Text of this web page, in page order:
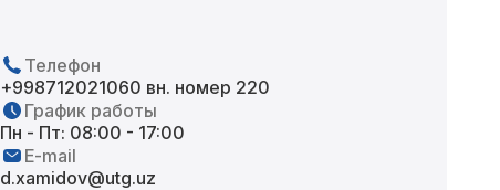
Телефон
+998712021060 вн. номер 220
График работы
Пн - Пт: 08:00 - 17:00
E-mail
d.xamidov@utg.uz